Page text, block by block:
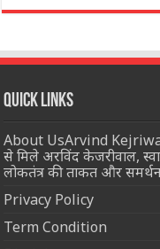
Quick Links
About UsArvind
से मिले अरविंद केजरीवाल,
लोकतंत्र की ताकत और समर्थन
Privacy Policy
Term Condition